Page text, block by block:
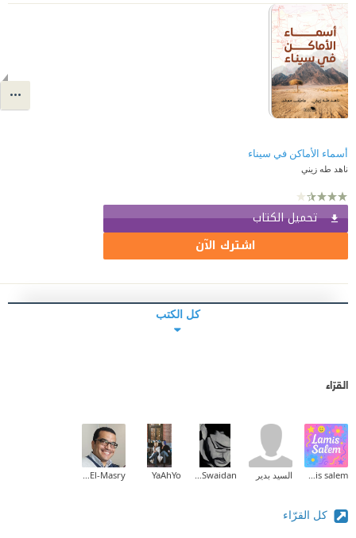
أسماء الأماكن في سيناء
ناهد طه زيني
تحميل الكتاب
اشترك الآن
كل الكتب
القرّاء
السيد بدير YaAhYo
كل القرّاء